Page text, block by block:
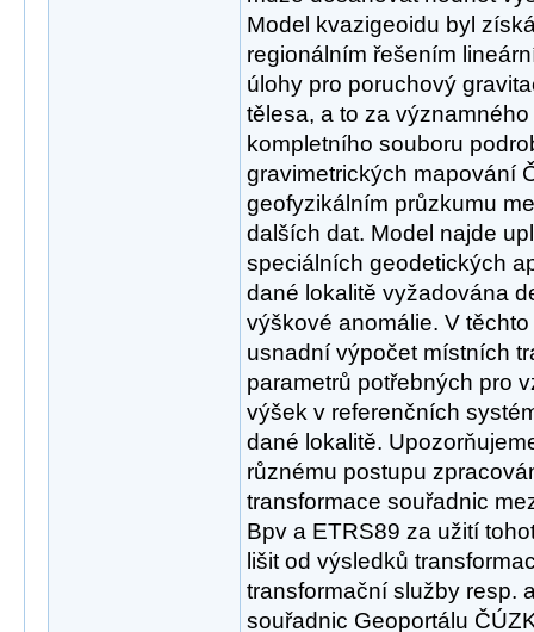
Model kvazigeoidu byl
regionálním řešením
úlohy pro poruchový
tělesa, a to za
kompletního souboru
gravimetrických mapování
geofyzikálním průzkumu
dalších dat. Model najde
speciálních geodetických
dané lokalitě vyžadována
výškové anomálie. V
usnadní výpočet místních
parametrů potřebných pro
výšek v referenčních
dané lokalitě.
různému postupu
transformace souřadnic
Bpv a ETRS89 za užití
lišit od výsledků
transformační služby resp.
souřadnic Geoportálu